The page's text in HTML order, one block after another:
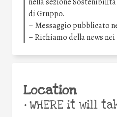
di Gruppo.
– Messaggio pubblicato
– Richiamo della news
Location
•WHERE it will